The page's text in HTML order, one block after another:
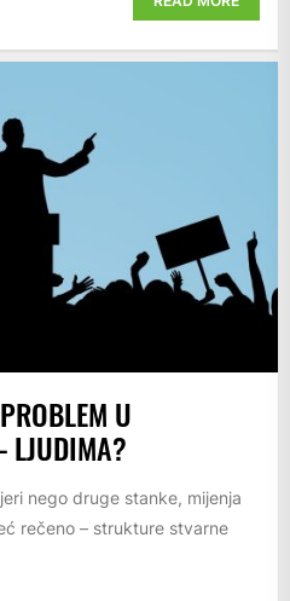
U
LJUDIMA?
nego druge stanke, mijenja
rečeno – strukture stvarne